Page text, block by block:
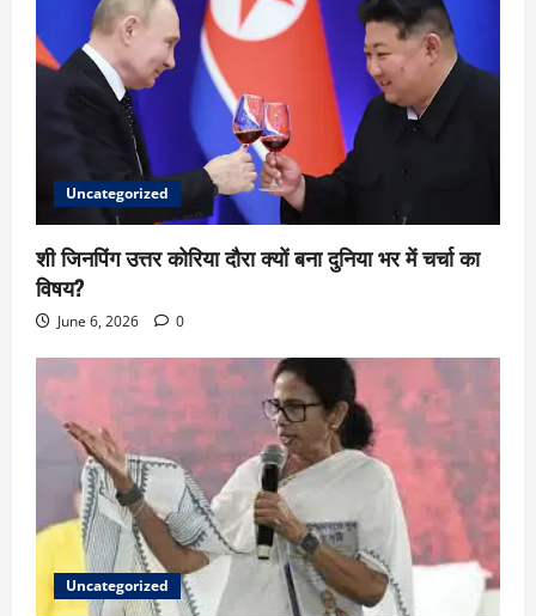
Uncategorized
शी जिनपिंग उत्तर कोरिया दौरा क्यों बना दुनिया भर में चर्चा का
विषय?
June 6, 2026 0
Uncategorized